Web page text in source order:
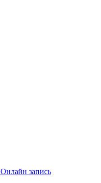
Онлайн запись